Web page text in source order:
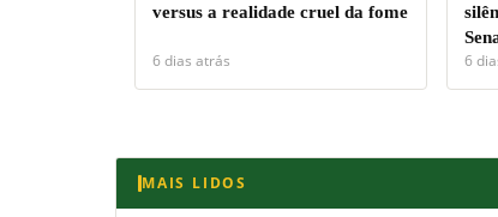
versus a realidade cruel da fome
6 dias atrás 6
MAIS LIDOS